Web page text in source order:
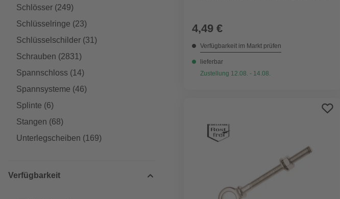
Schlösser (249)
Schlüsselringe (23)
Schlüsselschilder (31)
Schrauben (2831)
Spannschloss (14)
Spannsysteme (46)
Splinte (6)
Stangen (68)
Unterlegscheiben (169)
Verfügbarkeit
4,49 €
Verfügbarkeit im Markt prüfen
lieferbar
Zustellung 12.08. - 14.08.